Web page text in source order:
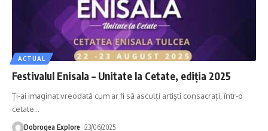
ACTUAL
Festivalul Enisala – Unitate la Cetate, ediția 2025
Ți-ai imaginat vreodată cum ar fi să asculți artiști consacrați, într-o
cetate…
Dobrogea Explore 23/06/2025